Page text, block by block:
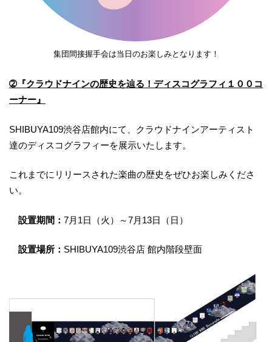
集団間接握手会は当日のお楽しみとなります！
➁『クラウドナインの歴史を辿る！ディスコグラフィ１００コ
ーナー』
SHIBUYA109渋谷店館内にて、クラウドナインアーティスト
達のディスコグラフィーを展示いたします。
これまでにリリースされた楽曲の歴史をぜひお楽しみくださ
い。
設置期間： 7月1日（火）～7月13日（日）
設置場所： SHIBUYA109渋谷店 館内階段壁面